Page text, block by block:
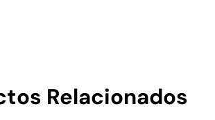
Relacionados